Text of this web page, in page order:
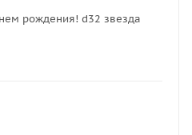
рождения! d32 звезда